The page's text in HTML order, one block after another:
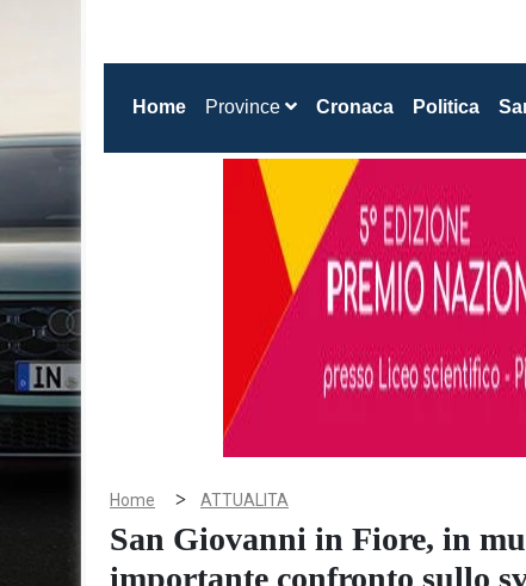
Home(current)
Province Cronaca Politica
Home > ATTUALITA
San Giovanni in Fiore, in
importante confronto sullo